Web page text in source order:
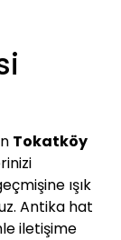
Tokatköy
ışık
Antika hat
iletişime